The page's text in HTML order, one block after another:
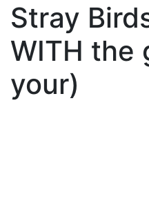
Stray
WITH the
your)